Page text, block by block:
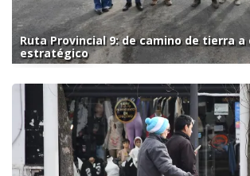
Ruta Provincial 9: de camino de tierra a
estratégico